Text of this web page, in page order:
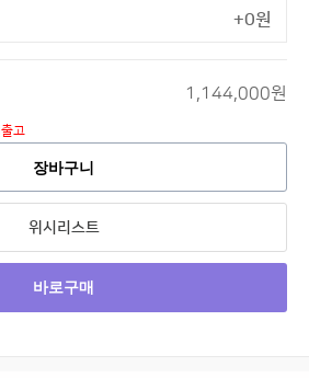
+0원
1,144,000원
고
장바구니
위시리스트
바로구매